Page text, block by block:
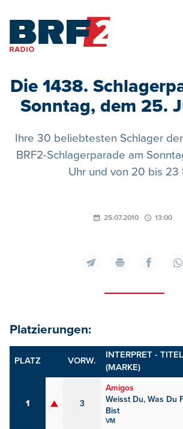
Die 1438.
Sonntag, dem 25.
Ihre 30 beliebtesten Schlager
BRF2-Schlagerparade am
Uhr und von 20 bis 23
25.07.2010 13:00
Platzierungen:
PLATZ VORW.
INTERPRET -
(MARKE)
1 3
Amigos
Weisst Du, Was Du
Bist
VM